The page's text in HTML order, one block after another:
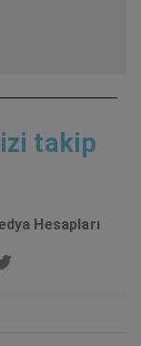
takip
Hesapları